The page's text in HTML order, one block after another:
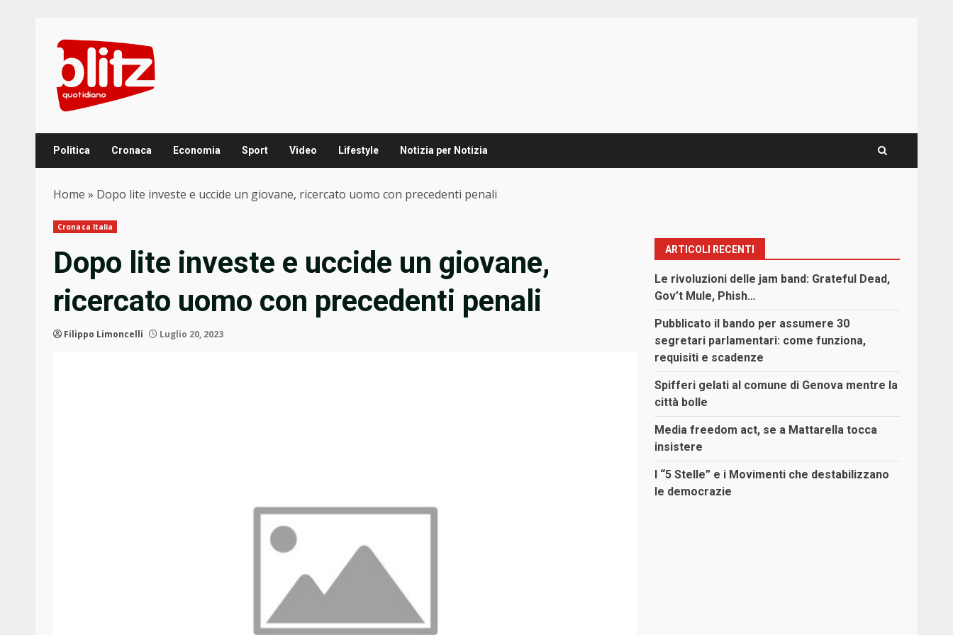
content
Politica Cronaca Economia Sport Video Lifestyle Notizia per Notizia
Home » Dopo lite investe e uccide un giovane, ricercato uomo con precedenti penali
Cronaca Italia
Dopo lite investe e uccide un giovane,
ricercato uomo con precedenti penali
Filippo Limoncelli Luglio 20, 2023
ARTICOLI RECENTI
Le rivoluzioni delle jam band: Grateful Dead,
Gov’t Mule, Phish…
Pubblicato il bando per assumere 30
segretari parlamentari: come funziona,
requisiti e scadenze
Spifferi gelati al comune di Genova mentre la
città bolle
Media freedom act, se a Mattarella tocca
insistere
I “5 Stelle” e i Movimenti che destabilizzano
le democrazie